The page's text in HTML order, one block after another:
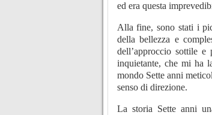
ed era questa
Alla fine, sono stati i
della bellezza e
dell’approccio sottile e
inquietante, che mi ha
mondo Sette anni
senso di direzione.
La storia Sette anni